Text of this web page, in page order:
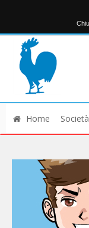
Home Società